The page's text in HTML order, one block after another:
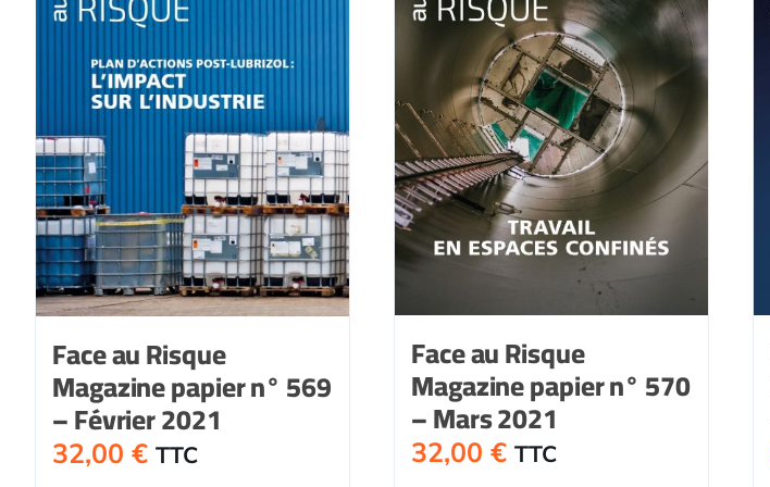
Face au Risque
Magazine papier n° 569
– Février 2021
32,00 € TTC
Face au Risque
Magazine papier n° 570
– Mars 2021
32,00 € TTC